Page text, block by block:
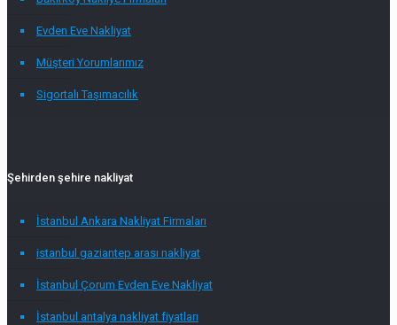
Evden Eve Nakliyat
Müşteri Yorumlarımız
Sigortalı Taşımacılık
Şehirden şehire nakliyat
İstanbul Ankara Nakliyat Firmaları
istanbul gaziantep arası nakliyat
İstanbul Çorum Evden Eve Nakliyat
İstanbul antalya nakliyat fiyatları